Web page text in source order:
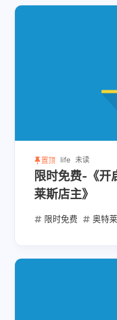
置顶 life 未读
限时免费-《开
莱斯店主》
限时免费 奥特